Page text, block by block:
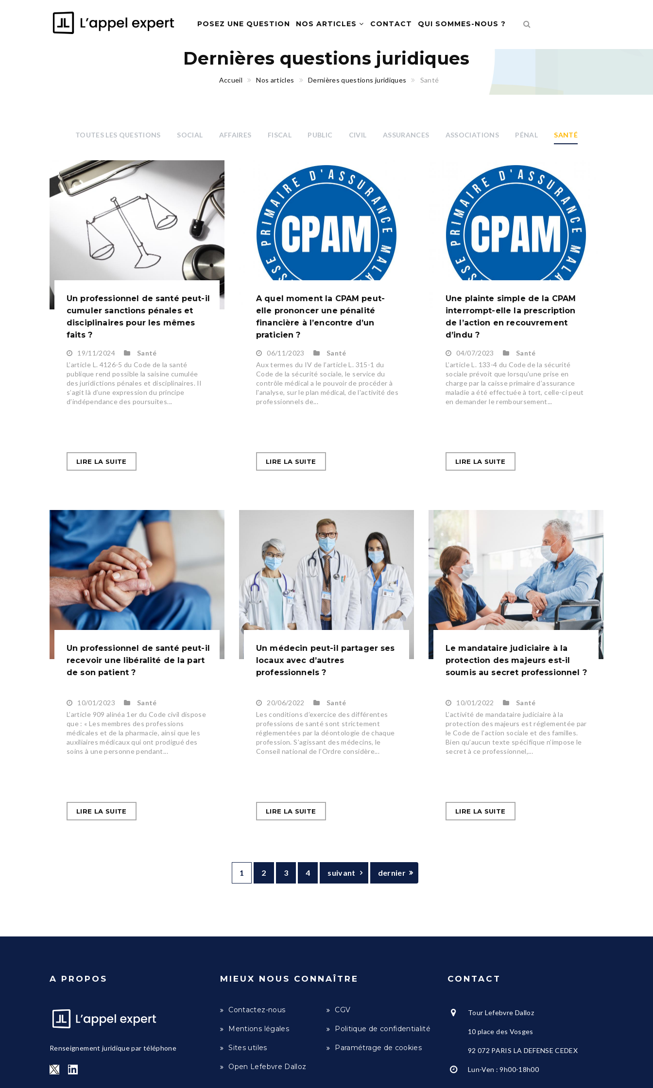
POSEZ UNE QUESTION NOS ARTICLES CONTACT QUI SOMMES-NOUS ?
Dernières questions juridiques
Accueil Nos articles Dernières questions juridiques Santé
TOUTES LES QUESTIONS SOCIAL AFFAIRES FISCAL PUBLIC CIVIL ASSURANCES ASSOCIATIONS PÉNAL SANTÉ
Un professionnel de santé peut-il
cumuler sanctions pénales et
disciplinaires pour les mêmes
faits ?
19/11/2024
Santé
L’article L. 4126-5 du Code de la santé
publique rend possible la saisine cumulée
des juridictions pénales et disciplinaires. Il
s’agit là d’une expression du principe
d’indépendance des poursuites...
LIRE LA SUITE
A quel moment la CPAM peut-
elle prononcer une pénalité
financière à l’encontre d’un
praticien ?
06/11/2023
Santé
Aux termes du IV de l’article L. 315-1 du
Code de la sécurité sociale, le service du
contrôle médical a le pouvoir de procéder à
l'analyse, sur le plan médical, de l'activité des
professionnels de...
LIRE LA SUITE
Une plainte simple de la CPAM
interrompt-elle la prescription
de l’action en recouvrement
d’indu ?
04/07/2023
Santé
L’article L. 133-4 du Code de la sécurité
sociale prévoit que lorsqu'une prise en
charge par la caisse primaire d’assurance
maladie a été effectuée à tort, celle-ci peut
en demander le remboursement...
LIRE LA SUITE
Un professionnel de santé peut-il
recevoir une libéralité de la part
de son patient ?
10/01/2023
Santé
L’article 909 alinéa 1er du Code civil dispose
que : « Les membres des professions
médicales et de la pharmacie, ainsi que les
auxiliaires médicaux qui ont prodigué des
soins à une personne pendant...
LIRE LA SUITE
Un médecin peut-il partager ses
locaux avec d’autres
professionnels ?
20/06/2022
Santé
Les conditions d’exercice des différentes
professions de santé sont strictement
réglementées par la déontologie de chaque
profession. S’agissant des médecins, le
Conseil national de l’Ordre considère...
LIRE LA SUITE
Le mandataire judiciaire à la
protection des majeurs est-il
soumis au secret professionnel ?
10/01/2022
Santé
L’activité de mandataire judiciaire à la
protection des majeurs est réglementée par
le Code de l’action sociale et des familles.
Bien qu’aucun texte spécifique n’impose le
secret à ce professionnel,...
LIRE LA SUITE
1 2 3 4 suivant dernier
A PROPOS
Renseignement juridique par téléphone
MIEUX NOUS CONNAÎTRE
Contactez-nous CGV
Mentions légales Politique de confidentialité
Sites utiles Paramétrage de cookies
Open Lefebvre Dalloz
CONTACT
Tour Lefebvre Dalloz
10 place des Vosges
92 072 PARIS LA DEFENSE CEDEX
Lun-Ven : 9h00-18h00